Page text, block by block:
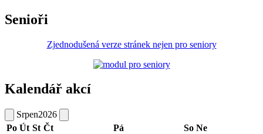
Senioři
Zjednodušená verze stránek nejen pro seniory
Kalendář akcí
Srpen2026
Po Út St Čt Pá So Ne